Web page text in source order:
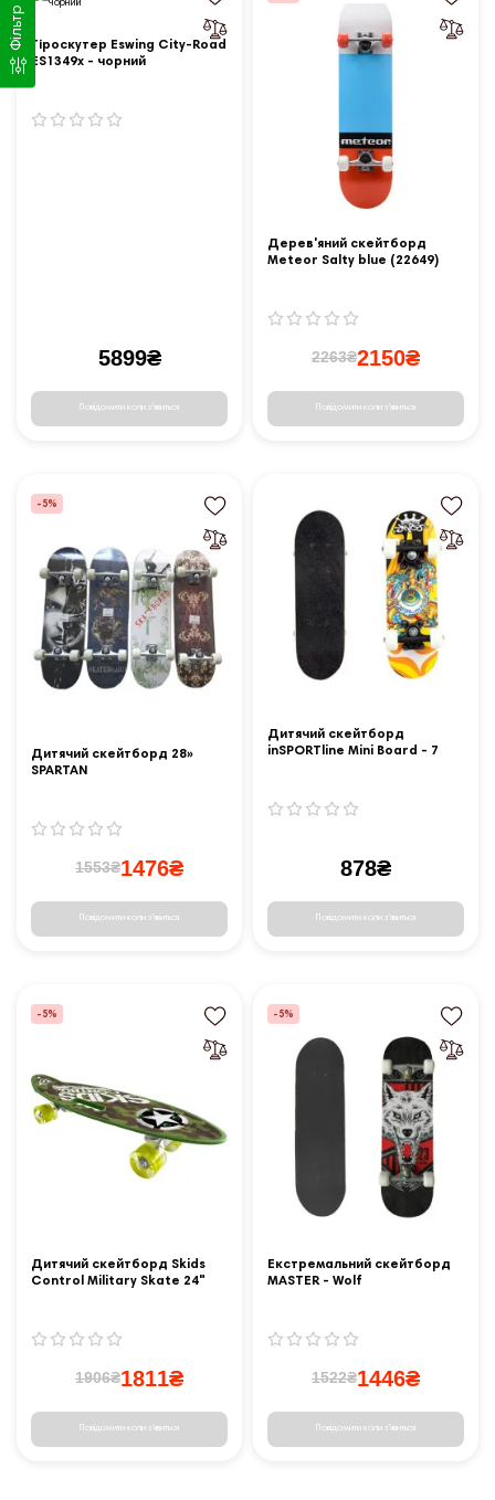
Фільтр
Гіроскутер Eswing City-Road
ES1349x - чорний
5899₴
Повідомити коли з'явиться
Дерев'яний скейтборд
Meteor Salty blue (22649)
2263₴2150₴
Повідомити коли з'явиться
-5%
Дитячий скейтборд 28»
SPARTAN
1553₴1476₴
Повідомити коли з'явиться
Дитячий скейтборд
inSPORTline Mini Board - 7
878₴
Повідомити коли з'явиться
-5%
Дитячий скейтборд Skids
Control Military Skate 24"
1906₴1811₴
Повідомити коли з'явиться
-5%
Екстремальний скейтборд
MASTER - Wolf
1522₴1446₴
Повідомити коли з'явиться